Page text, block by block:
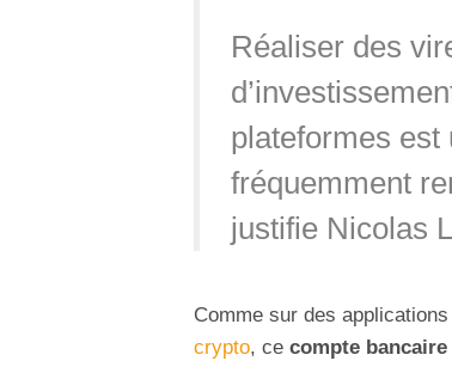
Réaliser des
plateformes est
fréquemment
justifie Nicolas
Comme sur des
crypto, ce compte bancaire